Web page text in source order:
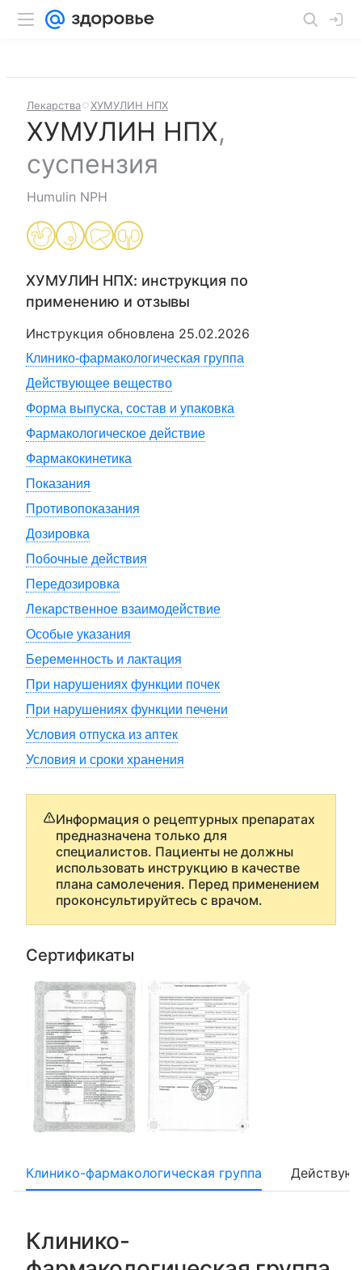
Лекарства ХУМУЛИН НПХ
ХУМУЛИН НПХ,
суспензия
Humulin NPH
ХУМУЛИН НПХ: инструкция по
применению и отзывы
Инструкция обновлена 25.02.2026
Клинико-фармакологическая группа
Действующее вещество
Форма выпуска, состав и упаковка
Фармакологическое действие
Фармакокинетика
Показания
Противопоказания
Дозировка
Побочные действия
Передозировка
Лекарственное взаимодействие
Особые указания
Беременность и лактация
При нарушениях функции почек
При нарушениях функции печени
Условия отпуска из аптек
Условия и сроки хранения
Информация о рецептурных препаратах
предназначена только для
специалистов. Пациенты не должны
использовать инструкцию в качестве
плана самолечения. Перед применением
проконсультируйтесь с врачом.
Сертификаты
Клинико-фармакологическая группа
Клинико-